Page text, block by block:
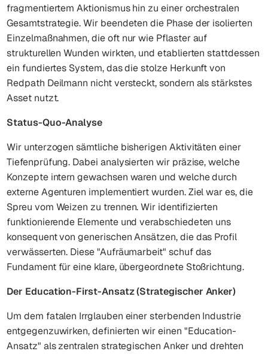
fragmentiertem Aktionismus hin zu einer orchestralen
Gesamtstrategie. Wir beendeten die Phase der isolierten
Einzelmaßnahmen, die oft nur wie Pflaster auf
strukturellen Wunden wirkten, und etablierten stattdessen
ein fundiertes System, das die stolze Herkunft von
Redpath Deilmann nicht versteckt, sondern als stärkstes
Asset nutzt.
Status-Quo-Analyse
Wir unterzogen sämtliche bisherigen Aktivitäten einer
Tiefenprüfung. Dabei analysierten wir präzise, welche
Konzepte intern gewachsen waren und welche durch
externe Agenturen implementiert wurden. Ziel war es, die
Spreu vom Weizen zu trennen. Wir identifizierten
funktionierende Elemente und verabschiedeten uns
konsequent von generischen Ansätzen, die das Profil
verwässerten. Diese "Aufräumarbeit" schuf das
Fundament für eine klare, übergeordnete Stoßrichtung.
Der Education-First-Ansatz (Strategischer Anker)
Um dem fatalen Irrglauben einer sterbenden Industrie
entgegenzuwirken, definierten wir einen "Education-
Ansatz" als zentralen strategischen Anker und drehten